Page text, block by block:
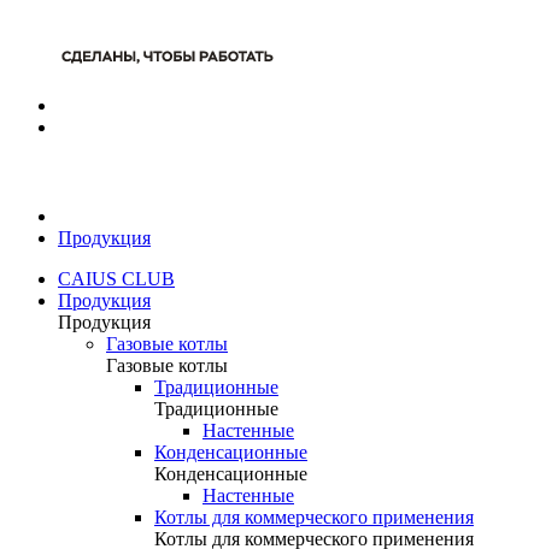
Продукция
CAIUS CLUB
Продукция
Продукция
Газовые котлы
Газовые котлы
Традиционные
Традиционные
Настенные
Конденсационные
Конденсационные
Настенные
Котлы для коммерческого применения
Котлы для коммерческого применения